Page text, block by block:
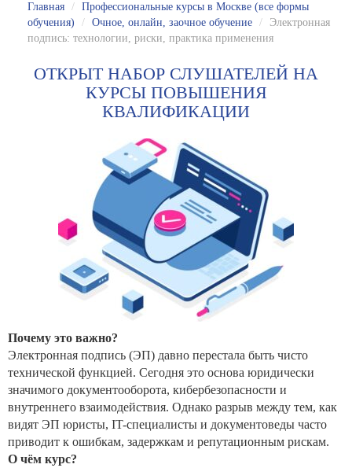
Главная / Профессиональные курсы в Москве (все формы
обучения)
/ Очное, онлайн, заочное обучение /
Электронная
подпись: технологии, риски, практика применения
ОТКРЫТ НАБОР СЛУШАТЕЛЕЙ НА
КУРСЫ ПОВЫШЕНИЯ
КВАЛИФИКАЦИИ
Почему это важно?
Электронная подпись (ЭП) давно перестала быть чисто
технической функцией. Сегодня это основа юридически
значимого документооборота, кибербезопасности и
внутреннего взаимодействия. Однако разрыв между тем, как
видят ЭП юристы, IT-специалисты и документоведы часто
приводит к ошибкам, задержкам и репутационным рискам.
О чём курс?